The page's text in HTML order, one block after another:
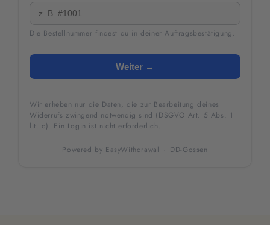
Die Bestellnummer findest du in deiner Auftragsbestätigung.
Weiter →
Wir erheben nur die Daten, die zur Bearbeitung deines
Widerrufs zwingend notwendig sind (DSGVO Art. 5 Abs. 1
lit. c). Ein Login ist nicht erforderlich.
Powered by EasyWithdrawal DD-Gossen